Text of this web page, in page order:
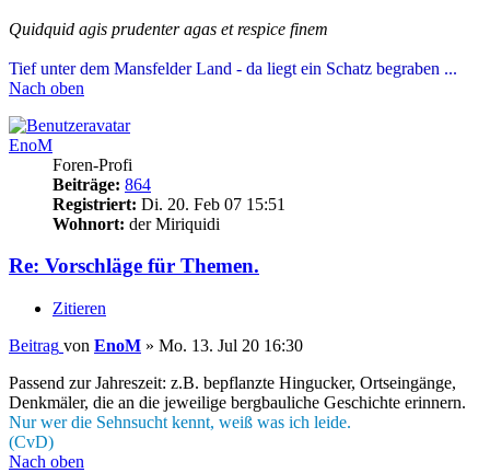
Quidquid agis prudenter agas et respice finem
Tief unter dem Mansfelder Land - da liegt ein Schatz begraben ...
Nach oben
EnoM
Foren-Profi
Beiträge: 864
Registriert: Di. 20. Feb 07 15:51
Wohnort: der Miriquidi
Re: Vorschläge für Themen.
Zitieren
Beitrag von EnoM » Mo. 13. Jul 20 16:30
Passend zur Jahreszeit: z.B. bepflanzte Hingucker, Ortseingänge,
Denkmäler, die an die jeweilige bergbauliche Geschichte erinnern.
Nur wer die Sehnsucht kennt, weiß was ich leide.
(CvD)
Nach oben